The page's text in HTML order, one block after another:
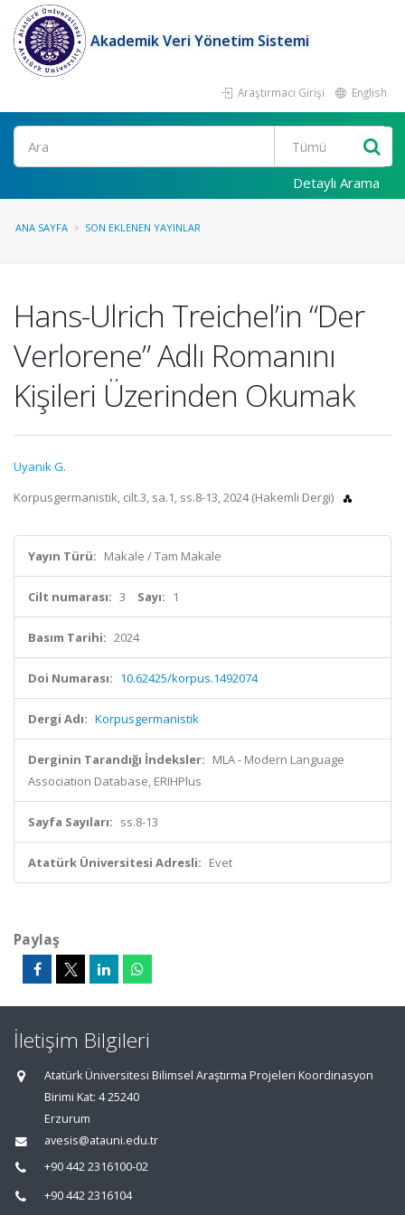
Akademik Veri Yönetim Sistemi
Araştırmacı Girişi English
Ara
Detaylı Arama
ANA SAYFA SON EKLENEN YAYINLAR
Hans-Ulrich Treichel’in “Der
Verlorene” Adlı Romanını
Kişileri Üzerinden Okumak
Uyanık G.
Korpusgermanistik, cilt.3, sa.1, ss.8-13, 2024 (Hakemli Dergi)
Yayın Türü: Makale / Tam Makale
Cilt numarası: 3 Sayı: 1
Basım Tarihi: 2024
Doi Numarası: 10.62425/korpus.1492074
Dergi Adı: Korpusgermanistik
Derginin Tarandığı İndeksler: MLA - Modern Language
Association Database, ERIHPlus
Sayfa Sayıları: ss.8-13
Atatürk Üniversitesi Adresli: Evet
Paylaş
İletişim Bilgileri
Atatürk Üniversitesi Bilimsel Araştırma Projeleri Koordinasyon
Birimi Kat: 4 25240
Erzurum
avesis@atauni.edu.tr
+90 442 2316100-02
+90 442 2316104